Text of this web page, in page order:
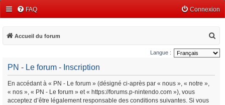
FAQ Connexion
Accueil du forum
e
c
Langue :
PN - Le forum - Inscription
En accédant à « PN - Le forum » (désigné ci-après par « nous », « notre »,
« nos », « PN - Le forum » et « https://forums.p-nintendo.com »), vous
acceptez d’être légalement responsable des conditions suivantes. Si vous